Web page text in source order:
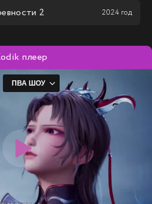
2 2024 год
плеер